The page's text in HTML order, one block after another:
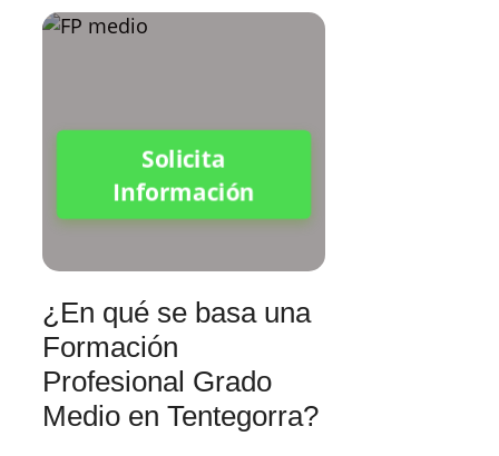
Solicita
Información
¿En qué se basa una
Formación
Profesional Grado
Medio en Tentegorra?